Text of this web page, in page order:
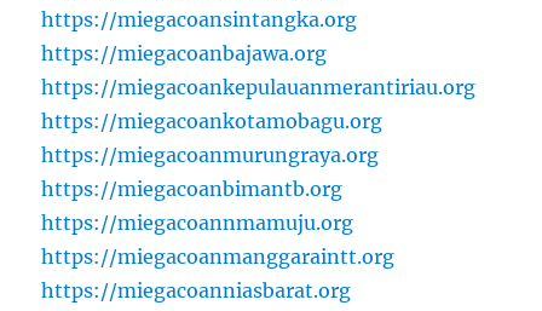
https://miegacoansintangka.org
https://miegacoanbajawa.org
https://miegacoankepulauanmerantiriau.org
https://miegacoankotamobagu.org
https://miegacoanmurungraya.org
https://miegacoanbimantb.org
https://miegacoannmamuju.org
https://miegacoanmanggaraintt.org
https://miegacoanniasbarat.org